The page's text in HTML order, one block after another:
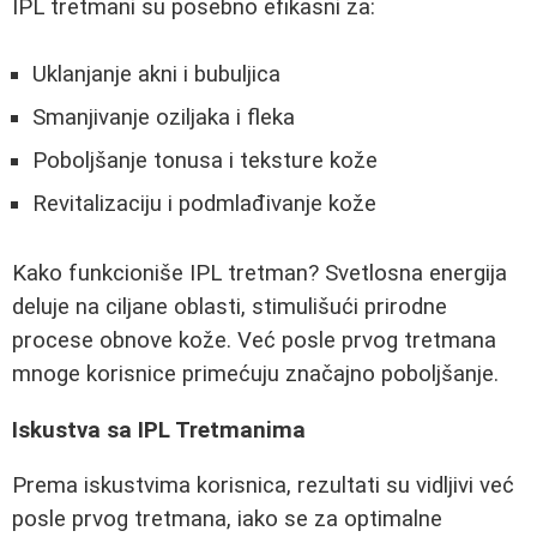
IPL tretmani su posebno efikasni za:
Uklanjanje akni i bubuljica
Smanjivanje oziljaka i fleka
Poboljšanje tonusa i teksture kože
Revitalizaciju i podmlađivanje kože
Kako funkcioniše IPL tretman? Svetlosna energija
deluje na ciljane oblasti, stimulišući prirodne
procese obnove kože. Već posle prvog tretmana
mnoge korisnice primećuju značajno poboljšanje.
Iskustva sa IPL Tretmanima
Prema iskustvima korisnica, rezultati su vidljivi već
posle prvog tretmana, iako se za optimalne